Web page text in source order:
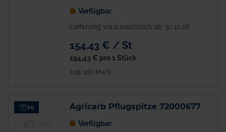
Verfügbar
Lieferung voraussichtlich ab 30.11.26
154,43 € / St
154,43 € pro 1 Stück
zzgl. 19% MwSt.
20 Agricarb Pflugspitze 72000677
Verfügbar